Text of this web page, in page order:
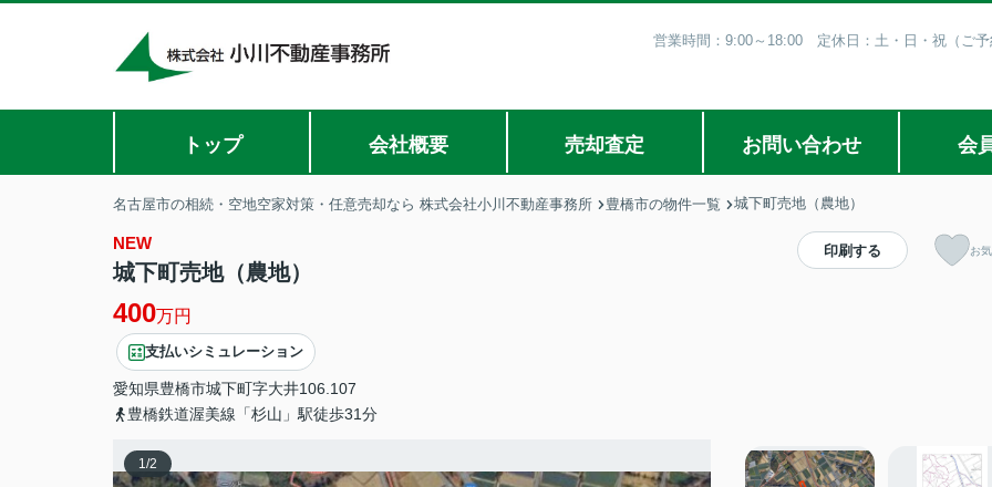
営業時間：9:00～18:00 定休日：土・日・祝（ご
トップ 会社概要 売却査定 お問い合わせ 会
名古屋市の相続・空地空家対策・任意売却なら 株式会社小川不動産事務所 豊橋市の物件一覧 城下町売地（農地）
NEW
城下町売地（農地）
400万円
支払いシミュレーション
愛知県豊橋市城下町字大井106.107
豊橋鉄道渥美線「杉山」駅徒歩31分
印刷する お
1/2